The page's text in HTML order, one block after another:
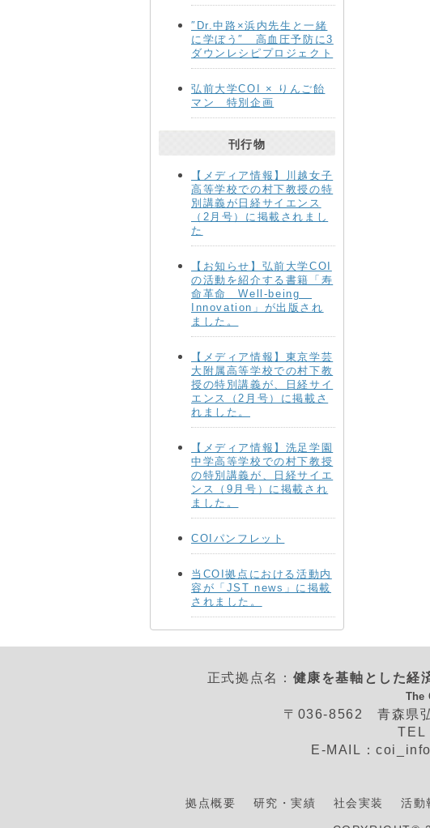
″Dr.中路×浜内先生と一緒
に学ぼう″ 高血圧予防に3
ダウンレシピプロジェクト
弘前大学COI × りんご飴
マン 特別企画
刊行物
【メディア情報】川越女子
高等学校での村下教授の特
別講義が日経サイエンス
（2月号）に掲載されまし
た
【お知らせ】弘前大学COI
の活動を紹介する書籍「寿
命革命 Well-being
Innovation」が出版され
ました。
【メディア情報】東京学芸
大附属高等学校での村下教
授の特別講義が、日経サイ
エンス（2月号）に掲載さ
れました。
【メディア情報】洗足学園
中学高等学校での村下教授
の特別講義が、日経サイエ
ンス（9月号）に掲載され
ました。
COIパンフレット
当COI拠点における活動内
容が「JST news」に掲載
されました。
正式拠点名： 健康を基軸とした経
The
〒036-8562 青森県
TEL
E-MAIL：
拠点概要 研究・実績 社会実装 活動